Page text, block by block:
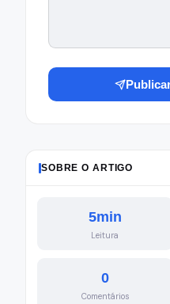
SOBRE O ARTIGO
5min
Leitura
0
Comentários